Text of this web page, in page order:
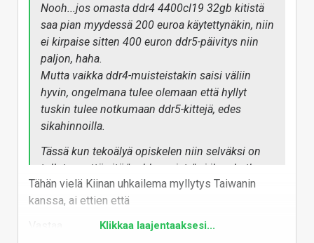
Nooh...jos omasta ddr4 4400cl19 32gb kitistä
saa pian myydessä 200 euroa käytettynäkin, niin
ei kirpaise sitten 400 euron ddr5-päivitys niin
paljon, haha.
Mutta vaikka ddr4-muisteistakin saisi väliin
hyvin, ongelmana tulee olemaan että hyllyt
tuskin tulee notkumaan ddr5-kittejä, edes
sikahinnoilla.
Tässä kun tekoälyä opiskelen niin selväksi on
tullut se, että sitä "puhkeamista" ei ihan hetkeen
ole edessä. Ai-maailma on silti ihan alussa ja
menee vuositolkulla ennenkuin vauhti
tasaantuu. Saatikka kuplat poksahtelee.
Ennemmin toivoisi että muistivalmistajat
Tähän vielä Kiinan uhkailema myllytys Taiwanin
kanssa, ai ettien että
Klikkaa laajentaaksesi...